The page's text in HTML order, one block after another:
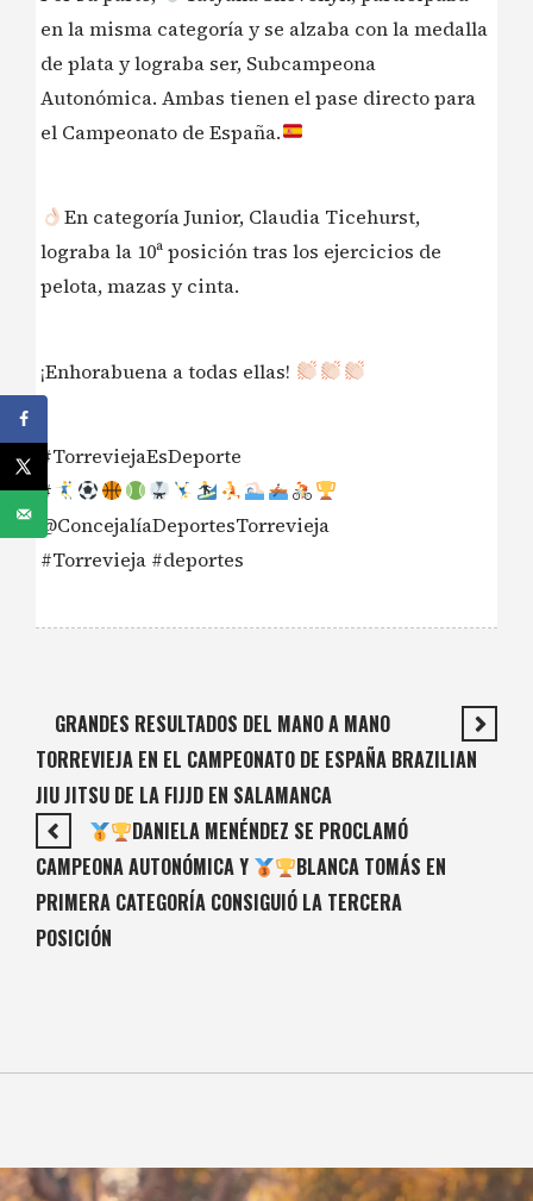
en la misma categoría y se alzaba con la medalla
de plata y lograba ser, Subcampeona
Autonómica. Ambas tienen el pase directo para
el Campeonato de España.
En categoría Junior, Claudia Ticehurst,
lograba la 10ª posición tras los ejercicios de
pelota, mazas y cinta.
¡Enhorabuena a todas ellas!
#TorreviejaEsDeporte
#
@ConcejalíaDeportesTorrevieja
#Torrevieja #deportes
GRANDES RESULTADOS DEL MANO A MANO
TORREVIEJA EN EL CAMPEONATO DE ESPAÑA BRAZILIAN
JIU JITSU DE LA FIJJD EN SALAMANCA
DANIELA MENÉNDEZ SE PROCLAMÓ
CAMPEONA AUTONÓMICA Y
BLANCA TOMÁS EN
PRIMERA CATEGORÍA CONSIGUIÓ LA TERCERA
POSICIÓN